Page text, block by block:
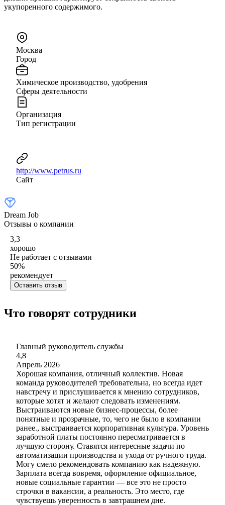
укупоренного содержимого.
Москва
Город
Химическое производство, удобрения
Сферы деятельности
Организация
Тип регистрации
http://www.petrus.ru
Сайт
Dream Job
Отзывы о компании
3,3
хорошо
Не работает с отзывами
50%
рекомендует
Оставить отзыв
Что говорят сотрудники
Главный руководитель службы
4,8
Апрель 2026
Хорошая компания, отличный коллектив. Новая
команда руководителей требовательна, но всегда идет
навстречу и прислушивается к мнению сотрудников,
которые хотят и желают следовать изменениям.
Выстраиваются новые бизнес-процессы, более
понятные и прозрачные, то, чего не было в компании
ранее., выстраивается корпоративная культура. Уровень
заработной платы постоянно пересматривается в
лучшую сторону. Ставятся интересные задачи по
автоматизации производства и ухода от ручного труда.
Могу смело рекомендовать компанию как надежную.
Зарплата всегда вовремя, оформление официальное,
новые социальные гарантии — все это не просто
строчки в вакансии, а реальность. Это место, где
чувствуешь уверенность в завтрашнем дне.